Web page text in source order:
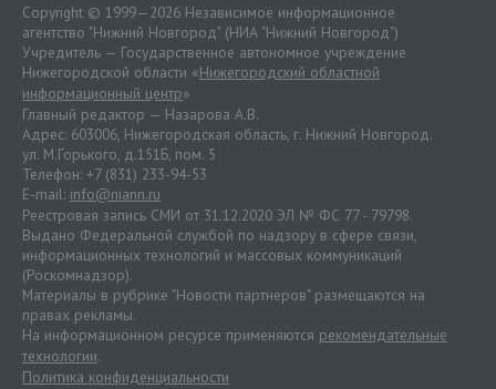
Copyright © 1999—2026 Независимое информационное
агентство "Нижний Новгород" (НИА "Нижний Новгород")
Учредитель — Государственное автономное учреждение
Нижегородской области «Нижегородский областной
информационный центр»
Главный редактор — Назарова А.В.
Адрес: 603006, Нижегородская область, г. Нижний Новгород.
ул. М.Горького, д.151Б, пом. 5
Телефон: +7 (831) 233-94-53
E-mail: info@niann.ru
Реестровая запись СМИ от 31.12.2020 ЭЛ № ФС 77 - 79798.
Выдано Федеральной службой по надзору в сфере связи,
информационных технологий и массовых коммуникаций
(Роскомнадзор).
Материалы в рубрике "Новости партнеров" размещаются на
правах рекламы.
На информационном ресурсе применяются рекомендательные
технологии.
Политика конфиденциальности